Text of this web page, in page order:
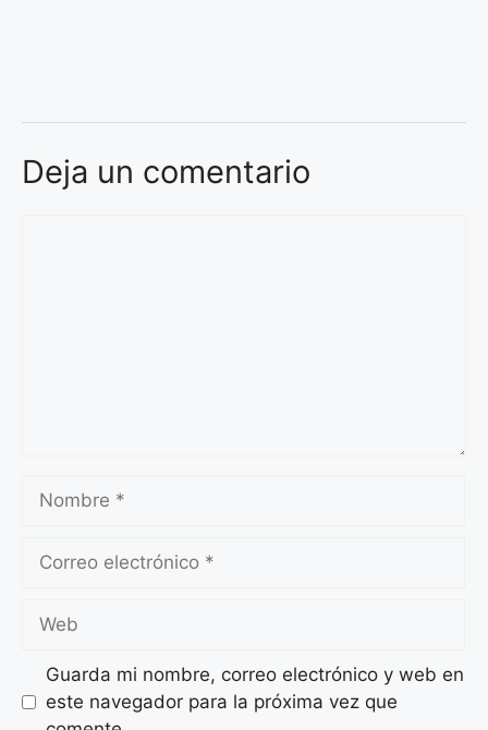
Deja un comentario
Nombre
Correo
Web
Guarda mi nombre, correo electrónico y web en
este navegador para la próxima vez que